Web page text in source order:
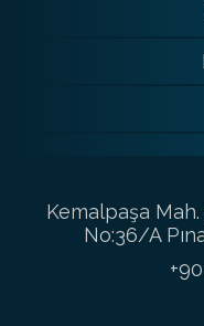
Kemalpaşa
No:36/A